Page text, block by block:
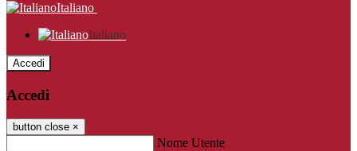
Italiano
Italiano
Accedi
Accedi
button close ×
Nome Utente